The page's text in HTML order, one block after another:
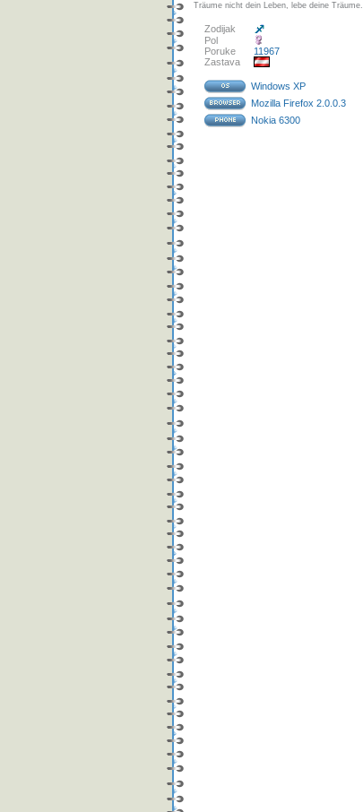
Träume nicht dein Leben, lebe deine Träume.
Zodijak
Pol
Poruke
11967
Zastava
Windows XP
Mozilla Firefox 2.0.0.3
Nokia 6300